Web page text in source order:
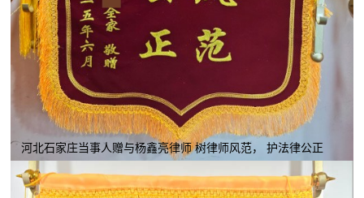
河北石家庄当事人赠与杨鑫亮律师 树律师风范， 护法律公正